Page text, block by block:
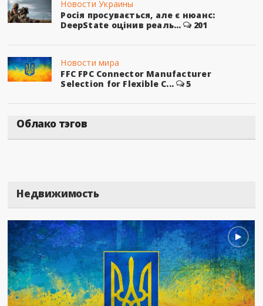
Новости Украины
Росія просувається, але є нюанс:
DeepState оцінив реаль...
201
Новости мира
FFC FPC Connector Manufacturer
Selection for Flexible C...
5
Облако тэгов
Недвижимость